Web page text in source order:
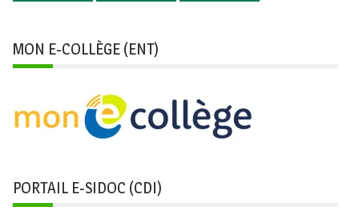
MON E-COLLÈGE (ENT)
PORTAIL E-SIDOC (CDI)